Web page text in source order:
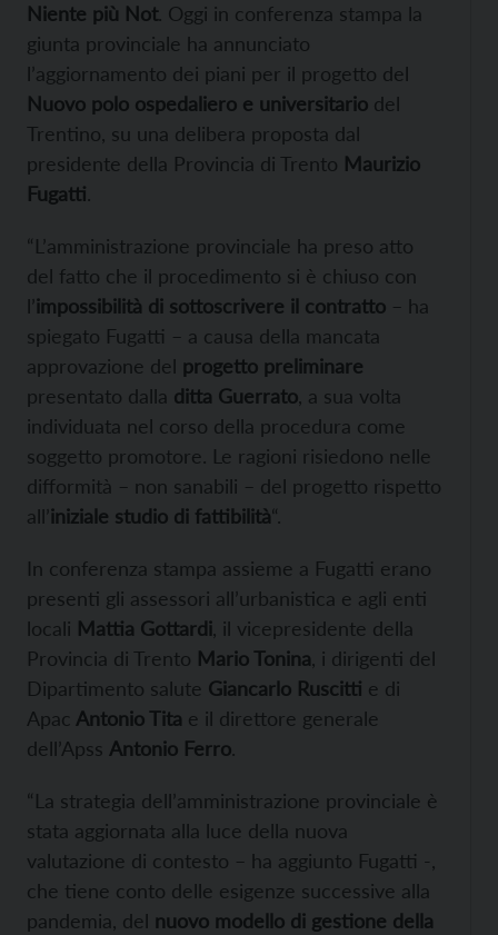
Niente più Not. Oggi in conferenza stampa la
giunta provinciale ha annunciato
l’aggiornamento dei piani per il progetto del
Nuovo polo ospedaliero e universitario del
Trentino, su una delibera proposta dal
presidente della Provincia di Trento Maurizio
Fugatti.
“L’amministrazione provinciale ha preso atto
del fatto che il procedimento si è chiuso con
l’impossibilità di sottoscrivere il contratto – ha
spiegato Fugatti – a causa della mancata
approvazione del progetto preliminare
presentato dalla ditta Guerrato , a sua volta
individuata nel corso della procedura come
soggetto promotore. Le ragioni risiedono nelle
difformità – non sanabili – del progetto rispetto
all’iniziale studio di fattibilità“.
In conferenza stampa assieme a Fugatti erano
presenti gli assessori all’urbanistica e agli enti
locali Mattia Gottardi , il vicepresidente della
Provincia di Trento Mario Tonina , i dirigenti del
Dipartimento salute Giancarlo Ruscitti e di
Apac Antonio Tita e il direttore generale
dell’Apss Antonio Ferro.
“La strategia dell’amministrazione provinciale è
stata aggiornata alla luce della nuova
valutazione di contesto – ha aggiunto Fugatti -,
che tiene conto delle esigenze successive alla
pandemia, del nuovo modello di gestione della